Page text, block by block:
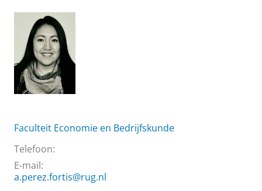
Faculteit Economie en Bedrijfskunde
Telefoon:
E-mail:
a.perez.fortis@rug.nl